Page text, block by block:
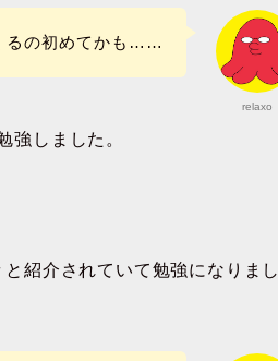
relaxo
るの初めてかも……
強しました。
紹介されていて勉強になりまし